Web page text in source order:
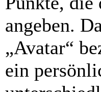
angeben.
„Avatar“
ein